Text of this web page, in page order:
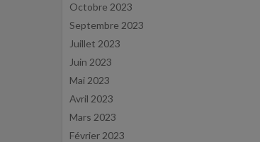
Octobre 2023
Septembre 2023
Juillet 2023
Juin 2023
Mai 2023
Avril 2023
Mars 2023
Février 2023